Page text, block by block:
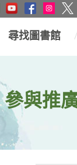
尋找圖書館
參與推